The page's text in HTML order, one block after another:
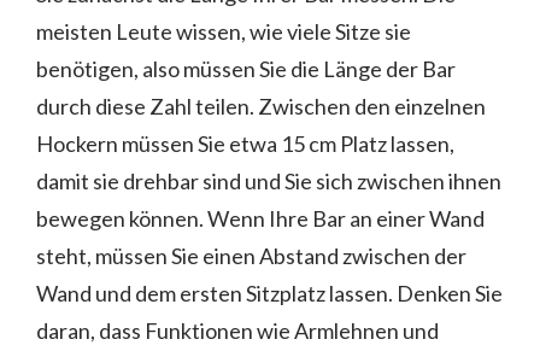
meisten Leute wissen, wie viele Sitze sie
benötigen, also müssen Sie die Länge der Bar
durch diese Zahl teilen. Zwischen den einzelnen
Hockern müssen Sie etwa 15 cm Platz lassen,
damit sie drehbar sind und Sie sich zwischen ihnen
bewegen können. Wenn Ihre Bar an einer Wand
steht, müssen Sie einen Abstand zwischen der
Wand und dem ersten Sitzplatz lassen. Denken Sie
daran, dass Funktionen wie Armlehnen und